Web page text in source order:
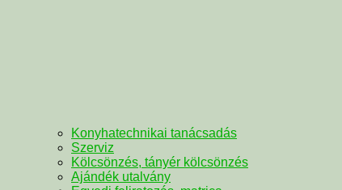
Konyhatechnikai tanácsadás
Szerviz
Kölcsönzés, tányér kölcsönzés
Ajándék utalvány